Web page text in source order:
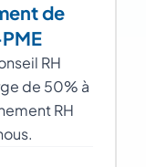
de
RH
de 50% à
RH